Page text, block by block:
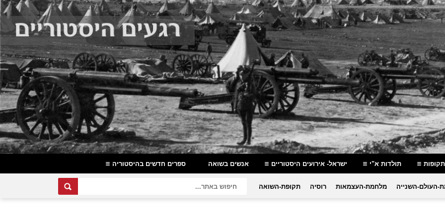
תקופות תולדות א"י ישראל- אירועים היסטוריים אנשים בשואה ספרים חדשים בהיסטוריה
העולם-השנייה מלחמת-העצמאות רוסיה תקופת-השואה